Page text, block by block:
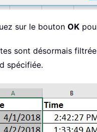
sur le bouton OK
sont désormais
spécifiée.